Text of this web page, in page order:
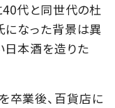
40代と同世代の杜
になった背景は異
日本酒を造りた
卒業後、百貨店に